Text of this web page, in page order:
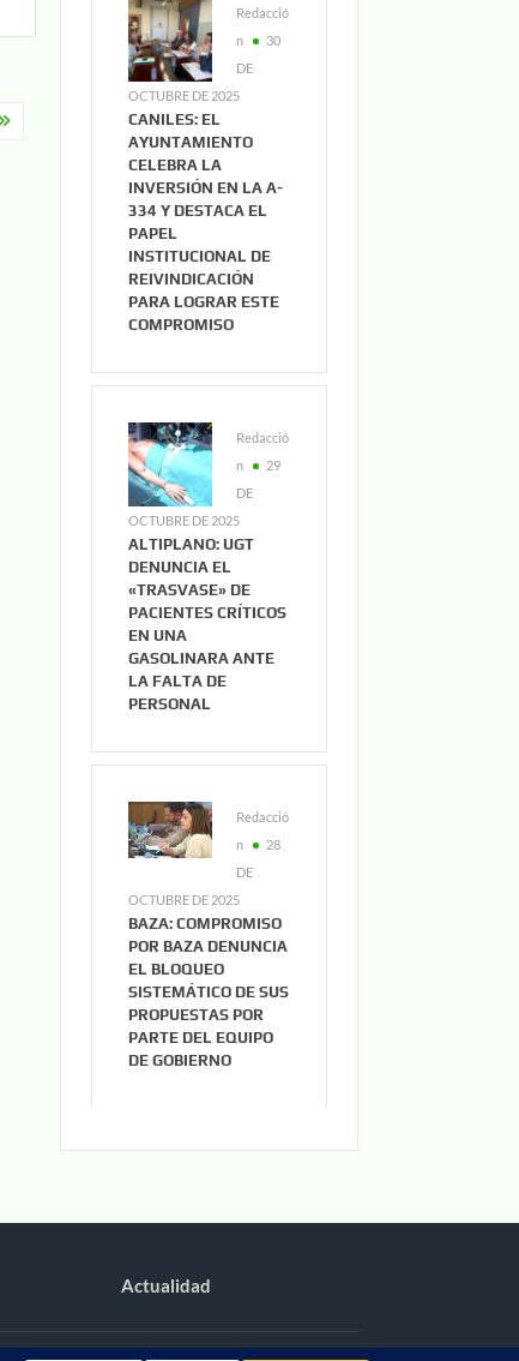
Redacció
n
30
DE
OCTUBRE DE 2025
CANILES: EL
AYUNTAMIENTO
CELEBRA LA
INVERSIÓN EN LA A-
334 Y DESTACA EL
PAPEL
INSTITUCIONAL DE
REIVINDICACIÓN
PARA LOGRAR ESTE
COMPROMISO
Redacció
n
29
DE
OCTUBRE DE 2025
ALTIPLANO: UGT
DENUNCIA EL
«TRASVASE» DE
PACIENTES CRÍTICOS
EN UNA
GASOLINARA ANTE
LA FALTA DE
PERSONAL
Redacció
n
28
DE
OCTUBRE DE 2025
BAZA: COMPROMISO
POR BAZA DENUNCIA
EL BLOQUEO
SISTEMÁTICO DE SUS
PROPUESTAS POR
PARTE DEL EQUIPO
DE GOBIERNO
Actualidad